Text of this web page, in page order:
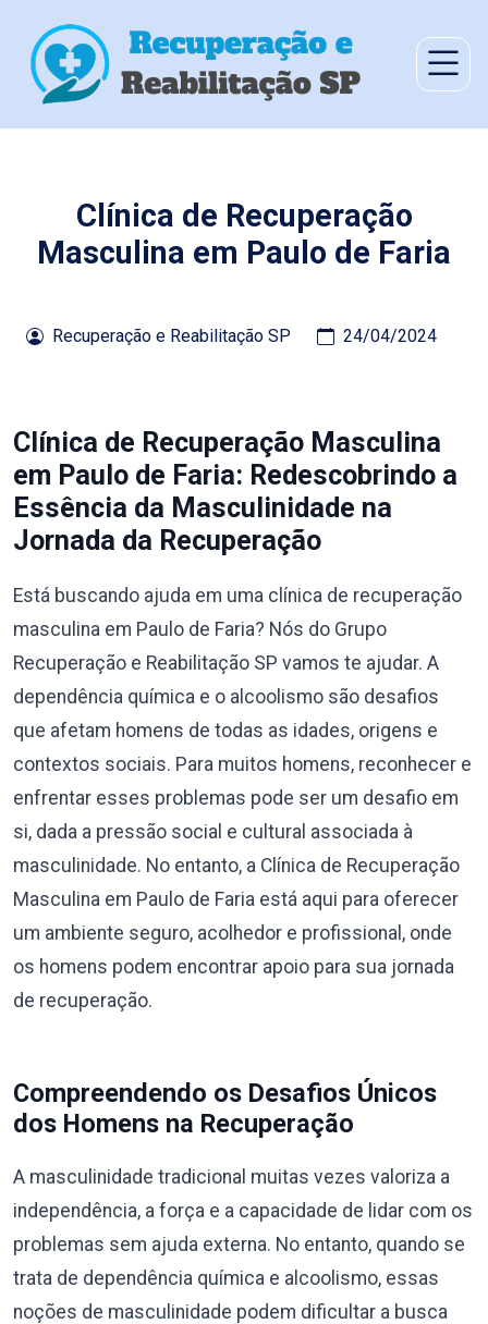
Clínica de Recuperação
Masculina em Paulo de Faria
Recuperação e Reabilitação SP 24/04/2024
Clínica de Recuperação Masculina
em Paulo de Faria: Redescobrindo a
Essência da Masculinidade na
Jornada da Recuperação
Está buscando ajuda em uma clínica de recuperação
masculina em Paulo de Faria? Nós do Grupo
Recuperação e Reabilitação SP vamos te ajudar. A
dependência química e o alcoolismo são desafios
que afetam homens de todas as idades, origens e
contextos sociais. Para muitos homens, reconhecer e
enfrentar esses problemas pode ser um desafio em
si, dada a pressão social e cultural associada à
masculinidade. No entanto, a Clínica de Recuperação
Masculina em Paulo de Faria está aqui para oferecer
um ambiente seguro, acolhedor e profissional, onde
os homens podem encontrar apoio para sua jornada
de recuperação.
Compreendendo os Desafios Únicos
dos Homens na Recuperação
A masculinidade tradicional muitas vezes valoriza a
independência, a força e a capacidade de lidar com os
problemas sem ajuda externa. No entanto, quando se
trata de dependência química e alcoolismo, essas
noções de masculinidade podem dificultar a busca